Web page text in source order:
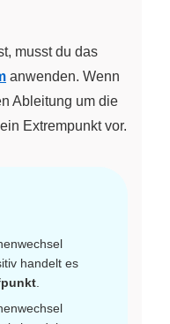
musst du das
anwenden. Wenn
Ableitung um die
Extrempunkt vor.
handelt es
.